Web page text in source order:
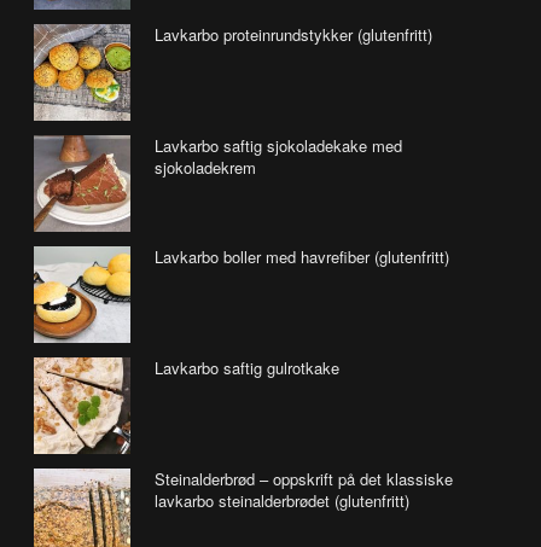
Lavkarbo proteinrundstykker (glutenfritt)
Lavkarbo saftig sjokoladekake med
sjokoladekrem
Lavkarbo boller med havrefiber (glutenfritt)
Lavkarbo saftig gulrotkake
Steinalderbrød – oppskrift på det klassiske
lavkarbo steinalderbrødet (glutenfritt)